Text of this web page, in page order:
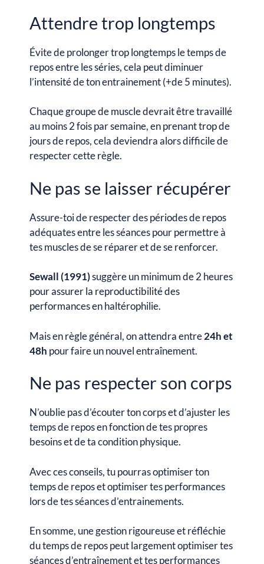
Attendre trop longtemps
Évite de prolonger trop longtemps le temps de
repos entre les séries, cela peut diminuer
l’intensité de ton entrainement (+de 5 minutes).
Chaque groupe de muscle devrait être travaillé
au moins 2 fois par semaine, en prenant trop de
jours de repos, cela deviendra alors difficile de
respecter cette règle.
Ne pas se laisser récupérer
Assure-toi de respecter des périodes de repos
adéquates entre les séances pour permettre à
tes muscles de se réparer et de se renforcer.
Sewall (1991)suggère un minimum de 2 heures
pour assurer la reproductibilité des
performances en haltérophilie.
Mais en règle général, on attendra entre24h et
48h pour faire un nouvel entraînement.
Ne pas respecter son corps
N’oublie pas d’écouter ton corps et d’ajuster les
temps de repos en fonction de tes propres
besoins et de ta condition physique.
Avec ces conseils, tu pourras optimiser ton
temps de repos et optimiser tes performances
lors de tes séances d’entrainements.
En somme, une gestion rigoureuse et réfléchie
du temps de repos peut largement optimiser tes
séances d’entraînement et tes performances